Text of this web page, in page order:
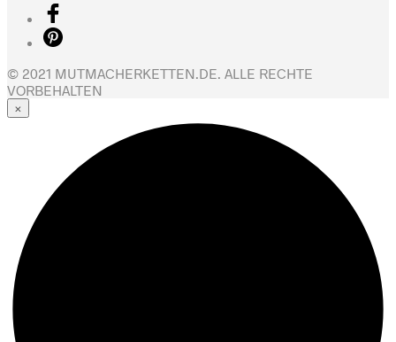
© 2021 MUTMACHERKETTEN.DE. ALLE RECHTE
VORBEHALTEN
×